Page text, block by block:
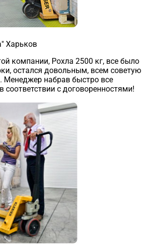
Харьков
компании, Рохла 2500 кг, все было
остался довольным, всем советую
Менеджер набрав быстро все
соответствии с договоренностями!